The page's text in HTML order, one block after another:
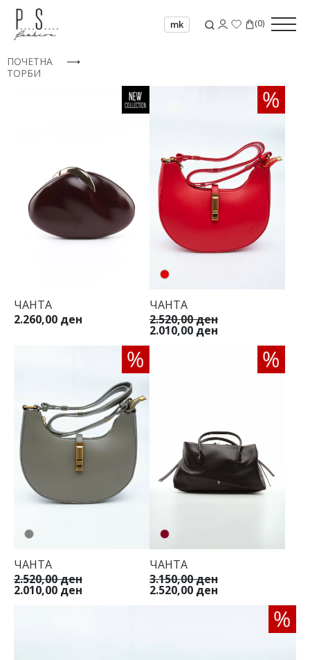
mk (0)
ПОЧЕТНА
⟶
ТОРБИ
ЧАНТА
2.260,00 ден
ЧАНТА
2.520,00 ден
2.010,00 ден
ЧАНТА
2.520,00 ден
2.010,00 ден
ЧАНТА
3.150,00 ден
2.520,00 ден